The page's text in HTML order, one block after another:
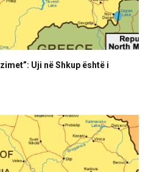
Uji në Shkup është i